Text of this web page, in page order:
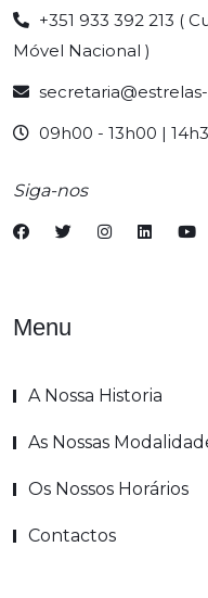
+351 933 392 213 (
Móvel Nacional )
09h00 - 13h00 |
Siga-nos
Menu
A Nossa Historia
As Nossas
Os Nossos Horários
Contactos